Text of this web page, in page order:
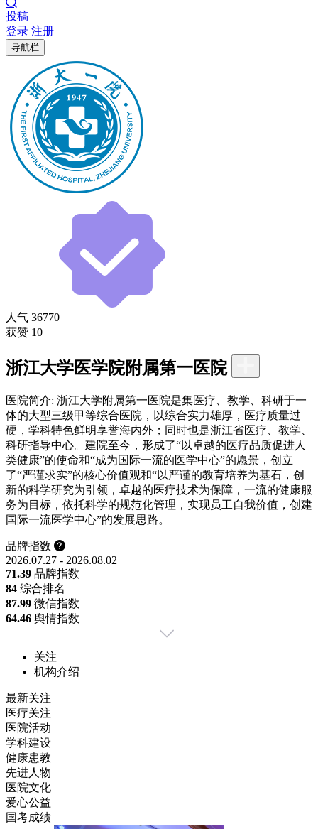
投稿
登录 注册
导航栏
人气 36770
获赞 10
浙江大学医学院附属第一医院
医院简介: 浙江大学附属第一医院是集医疗、教学、科研于一
体的大型三级甲等综合医院，以综合实力雄厚，医疗质量过
硬，学科特色鲜明享誉海内外；同时也是浙江省医疗、教学、
科研指导中心。建院至今，形成了“以卓越的医疗品质促进人
类健康”的使命和“成为国际一流的医学中心”的愿景，创立
了“严谨求实”的核心价值观和“以严谨的教育培养为基石，创
新的科学研究为引领，卓越的医疗技术为保障，一流的健康服
务为目标，依托科学的规范化管理，实现员工自我价值，创建
国际一流医学中心”的发展思路。
品牌指数
2026.07.27 - 2026.08.02
71.39 品牌指数
84 综合排名
87.99 微信指数
64.46 舆情指数
关注
机构介绍
最新关注
医疗关注
医院活动
学科建设
健康患教
先进人物
医院文化
爱心公益
国考成绩